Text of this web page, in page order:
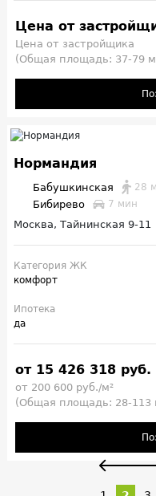
Цена от
Цена от застройщика
(Общая площадь: 37-79
Нормандия
Бабушкинская 28
Бибирево 7 мин
Москва, Тайнинская 9-11
Категория ЖК
комфорт
Ипотека
да
от 15 426 318 руб.
от 200 600 руб./м²
(Общая площадь: 28-113